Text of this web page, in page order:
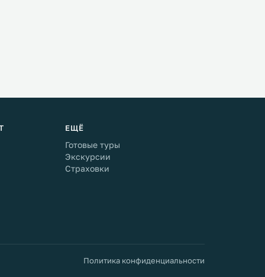
ЕЩЁ
Готовые туры
Экскурсии
Страховки
Политика конфиденциальности